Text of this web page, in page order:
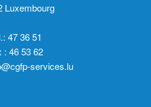
Luxembourg
47 36 51
: 46 53 62
services.lu